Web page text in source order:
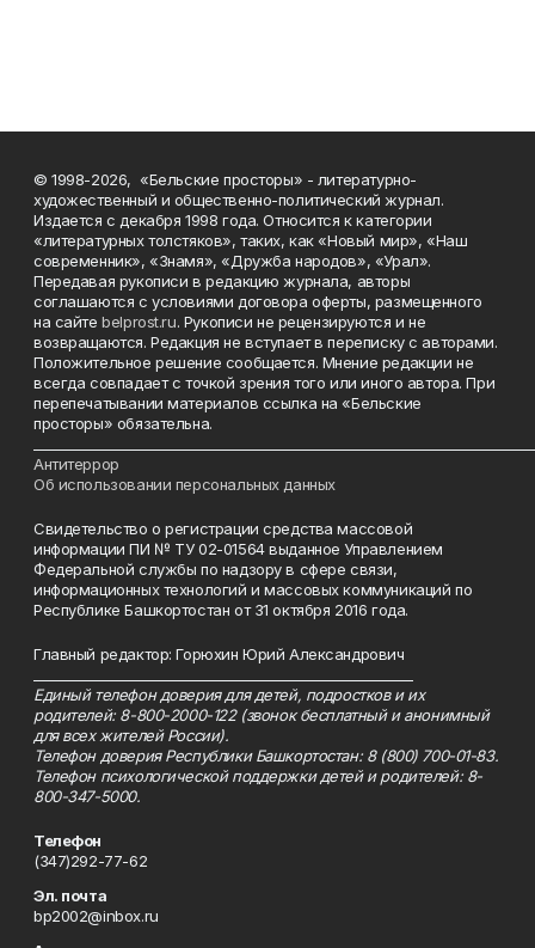
© 1998-2026, «Бельские просторы» - литературно-
художественный и общественно-политический журнал.
Издается с декабря 1998 года. Относится к категории
«литературных толстяков», таких, как «Новый мир», «Наш
современник», «Знамя», «Дружба народов», «Урал».
Передавая рукописи в редакцию журнала, авторы
соглашаются с условиями договора оферты, размещенного
на сайтеbelprost.ru. Рукописи не рецензируются и не
возвращаются. Редакция не вступает в переписку с авторами.
Положительное решение сообщается. Мнение редакции не
всегда совпадает с точкой зрения того или иного автора. При
перепечатывании материалов ссылка на «Бельские
просторы» обязательна.
Антитеррор
Об использовании персональных данных
Свидетельство о регистрации средства массовой
информации ПИ № ТУ 02-01564 выданное Управлением
Федеральной службы по надзору в сфере связи,
информационных технологий и массовых коммуникаций по
Республике Башкортостан от 31 октября 2016 года.
Главный редактор: Горюхин Юрий Александрович
Единый телефон доверия для детей, подростков и их
родителей: 8-800-2000-122 (звонок бесплатный и анонимный
для всех жителей России).
Телефон доверия Республики Башкортостан: 8 (800) 700-01-83.
Телефон психологической поддержки детей и родителей: 8-
800-347-5000.
Телефон
(347)292-77-62
Эл. почта
bp2002@inbox.ru